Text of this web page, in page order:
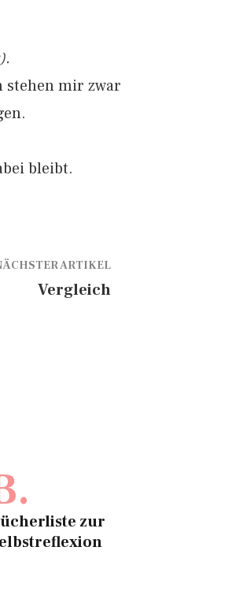
stehen mir zwar
bleibt.
ARTIKEL
Vergleich
zur